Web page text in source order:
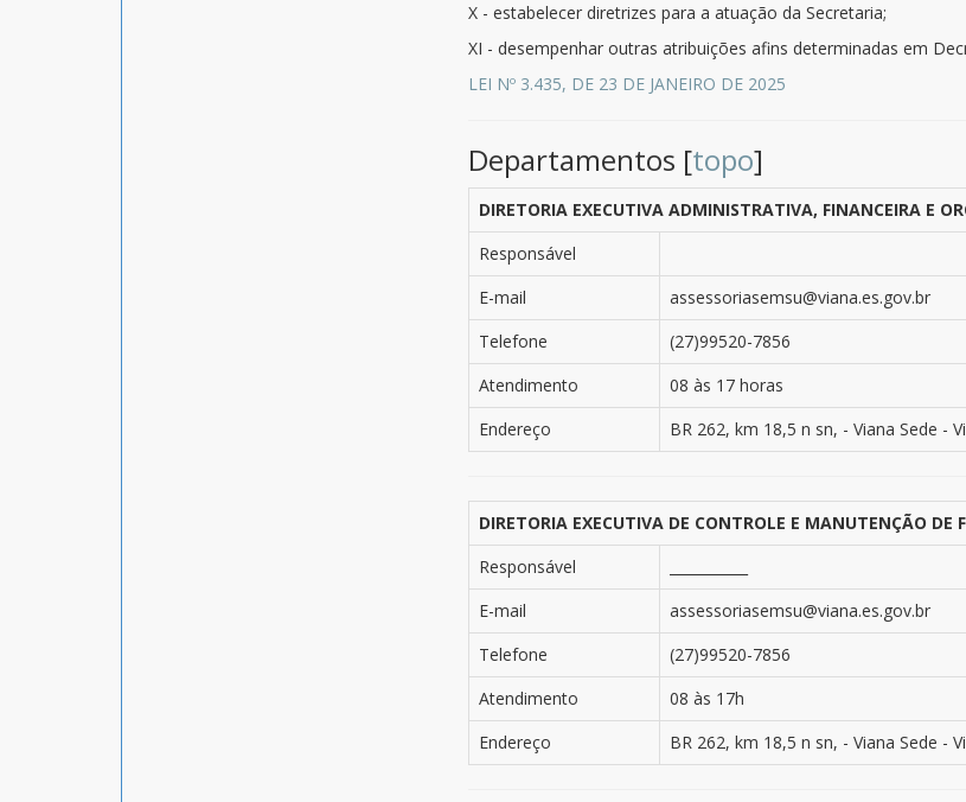
X - estabelecer diretrizes para a atuação da Secretaria;
XI - desempenhar outras atribuições afins determinadas em
LEI Nº 3.435, DE 23 DE JANEIRO DE 2025
Departamentos [topo]
DIRETORIA EXECUTIVA ADMINISTRATIVA, FINANCEIRA E
Responsável
E-mail
assessoriasemsu@viana.es.gov.br
Telefone
(27)99520-7856
Atendimento
08 às 17 horas
Endereço
BR 262, km 18,5 n sn, - Viana Sede -
DIRETORIA EXECUTIVA DE CONTROLE E MANUTENÇÃO DE
Responsável
E-mail
assessoriasemsu@viana.es.gov.br
Telefone
(27)99520-7856
Atendimento
08 às 17h
Endereço
BR 262, km 18,5 n sn, - Viana Sede -